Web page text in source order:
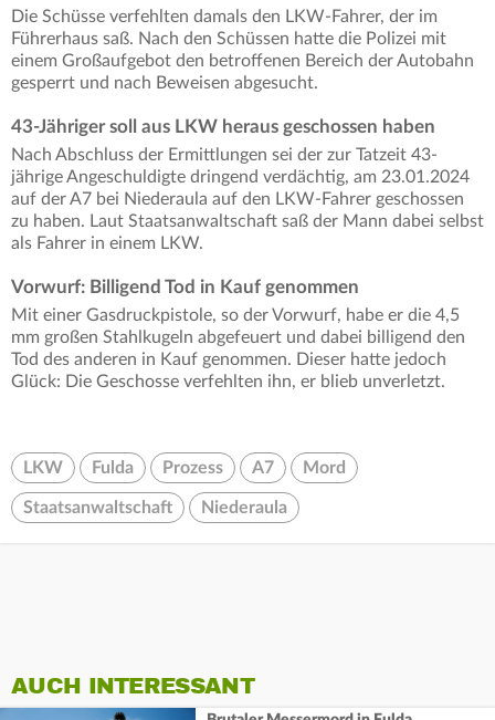
Die Schüsse verfehlten damals den LKW-Fahrer, der im
Führerhaus saß. Nach den Schüssen hatte die Polizei mit
einem Großaufgebot den betroffenen Bereich der Autobahn
gesperrt und nach Beweisen abgesucht.
43-Jähriger soll aus LKW heraus geschossen haben
Nach Abschluss der Ermittlungen sei der zur Tatzeit 43-
jährige Angeschuldigte dringend verdächtig, am 23.01.2024
auf der A7 bei Niederaula auf den LKW-Fahrer geschossen
zu haben. Laut Staatsanwaltschaft saß der Mann dabei selbst
als Fahrer in einem LKW.
Vorwurf: Billigend Tod in Kauf genommen
Mit einer Gasdruckpistole, so der Vorwurf, habe er die 4,5
mm großen Stahlkugeln abgefeuert und dabei billigend den
Tod des anderen in Kauf genommen. Dieser hatte jedoch
Glück: Die Geschosse verfehlten ihn, er blieb unverletzt.
LKW Fulda Prozess A7 Mord
Staatsanwaltschaft Niederaula
AUCH INTERESSANT